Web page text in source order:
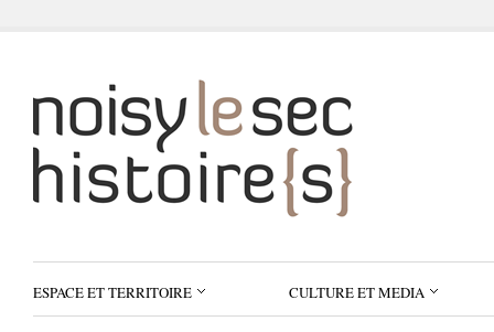
ESPACE ET TERRITOIRE CULTURE ET MEDIA